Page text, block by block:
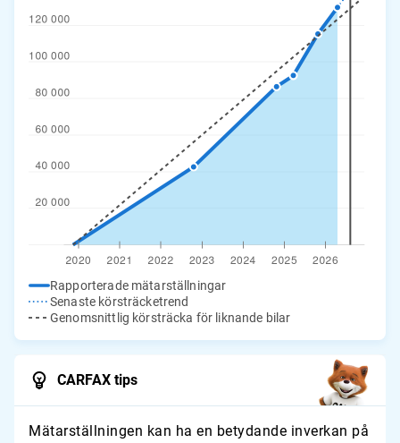
Rapporterade mätarställningar
Senaste körsträcketrend
Genomsnittlig körsträcka för liknande bilar
CARFAX tips
Mätarställningen kan ha en betydande inverkan på